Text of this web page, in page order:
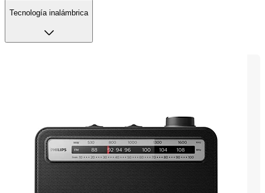
Tecnología inalámbrica